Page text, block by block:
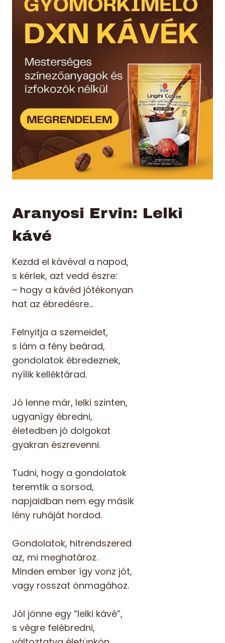
Aranyosi Ervin: Lelki
kávé
Kezdd el kávéval a napod,
s kérlek, azt vedd észre:
– hogy a kávéd jótékonyan
hat az ébredésre…
Felnyitja a szemeidet,
s lám a fény beárad,
gondolatok ébredeznek,
nyílik kelléktárad.
Jó lenne már, lelki szinten,
ugyanígy ébredni,
életedben jó dolgokat
gyakran észrevenni.
Tudni, hogy a gondolatok
teremtik a sorsod,
napjaidban nem egy másik
lény ruháját hordod.
Gondolatok, hitrendszered
az, mi meghatároz.
Minden ember így vonz jót,
vagy rosszat önmagához.
Jól jönne egy “lelki kávé”,
s végre felébredni,